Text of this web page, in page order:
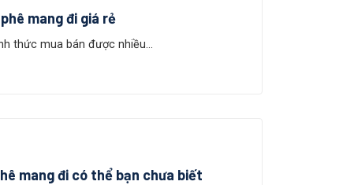
mang đi giá rẻ
thức mua bán được nhiều...
mang đi có thể bạn chưa biết